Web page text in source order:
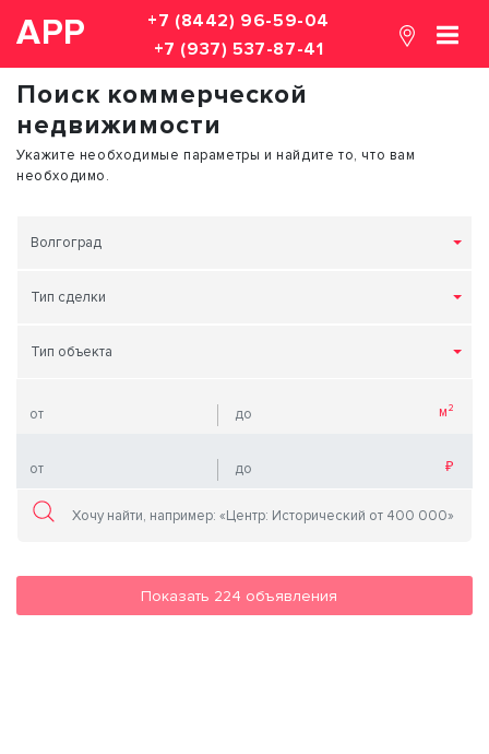
АРР
+7 (8442) 96-59-04
+7 (937) 537-87-41
Поиск коммерческой
недвижимости
Укажите необходимые параметры и найдите то, что вам
необходимо.
Волгоград
Тип сделки
Тип объекта
Показать 224 объявления